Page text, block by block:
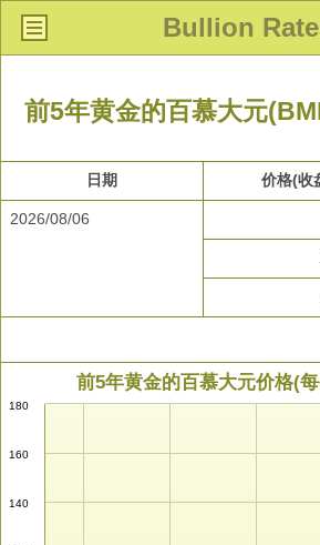
Bullion
前5年黄金的百慕大元
日期 价格(收
2026/08/06
前5年黄金的百慕大元价格(
140
160
180